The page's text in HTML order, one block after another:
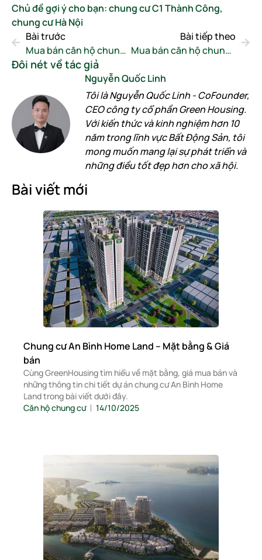
Chủ đề gợi ý cho bạn:chung cư C1 Thành Công,
chung cư Hà Nội
Bài trước
Mua bán căn hộ chung cư T&T Capella và những điều cần biết
Bài tiếp theo
Mua bán căn hộ chung cư CT3 Nghĩa Đô & Những điều cần biết
Đôi nét về tác giả
Nguyễn Quốc Linh
Tôi là Nguyễn Quốc Linh - CoFounder,
CEO công ty cổ phần Green Housing.
Với kiến thức và kinh nghiệm hơn 10
năm trong lĩnh vực Bất Động Sản, tôi
mong muốn mang lại sự phát triển và
những điều tốt đẹp hơn cho xã hội.
Bài viết mới
Chung cư An Bình Home Land – Mặt bằng & Giá
bán
Cùng GreenHousing tìm hiểu về mặt bằng, giá mua bán và
những thông tin chi tiết dự án chung cư An Bình Home
Land trong bài viết dưới đây.
Căn hộ chung cư
14/10/2025